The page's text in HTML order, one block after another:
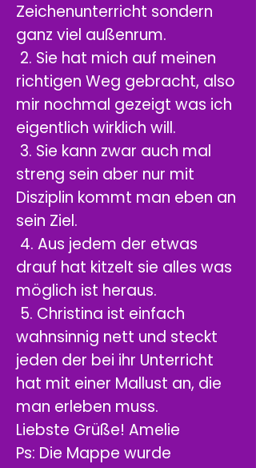
Zeichenunterricht sondern
ganz viel außenrum.
2. Sie hat mich auf meinen
richtigen Weg gebracht, also
mir nochmal gezeigt was ich
eigentlich wirklich will.
3. Sie kann zwar auch mal
streng sein aber nur mit
Disziplin kommt man eben an
sein Ziel.
4. Aus jedem der etwas
drauf hat kitzelt sie alles was
möglich ist heraus.
5. Christina ist einfach
wahnsinnig nett und steckt
jeden der bei ihr Unterricht
hat mit einer Mallust an, die
man erleben muss.
Liebste Grüße! Amelie
Ps: Die Mappe wurde